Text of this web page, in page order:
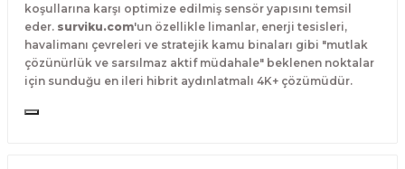
koşullarına karşı optimize edilmiş sensör yapısını temsil
eder. surviku.com'un özellikle limanlar, enerji tesisleri,
havalimanı çevreleri ve stratejik kamu binaları gibi "mutlak
çözünürlük ve sarsılmaz aktif müdahale" beklenen noktalar
için sunduğu en ileri hibrit aydınlatmalı 4K+ çözümüdür.